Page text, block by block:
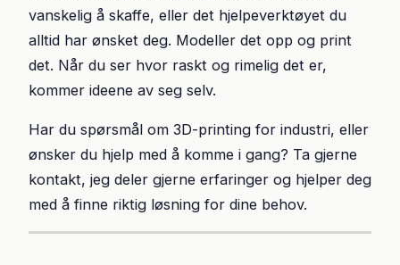
vanskelig å skaffe, eller det hjelpeverktøyet du
alltid har ønsket deg. Modeller det opp og print
det. Når du ser hvor raskt og rimelig det er,
kommer ideene av seg selv.
Har du spørsmål om 3D-printing for industri, eller
ønsker du hjelp med å komme i gang? Ta gjerne
kontakt, jeg deler gjerne erfaringer og hjelper deg
med å finne riktig løsning for dine behov.